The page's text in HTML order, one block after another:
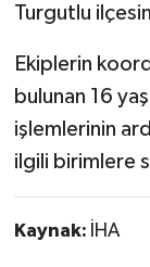
Turgutlu
Ekiplerin
bulunan 16
işlemlerinin
ilgili birimlere
Kaynak: İHA